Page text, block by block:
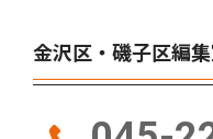
金沢区・磯子区編